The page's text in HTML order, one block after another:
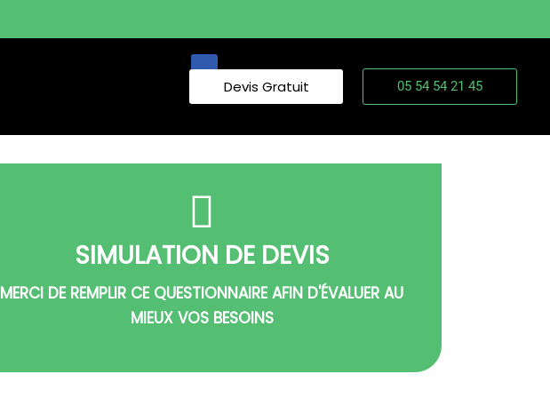
Devis Gratuit 05 54 54 21 45
SIMULATION DE DEVIS
MERCI DE REMPLIR CE QUESTIONNAIRE AFIN D'ÉVALUER AU
MIEUX VOS BESOINS